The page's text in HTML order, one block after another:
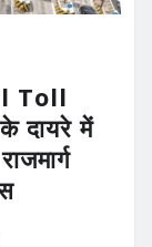
Toll
दायरे में